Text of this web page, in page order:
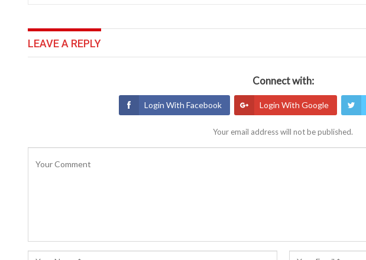
LEAVE A REPLY
Connect with:
Login With Facebook Login With Google
Your email address will not be published.